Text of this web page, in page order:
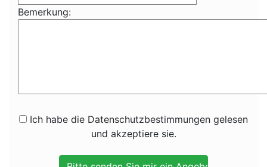
Bemerkung:
Ich habe die Datenschutzbestimmungen gelesen
und akzeptiere sie.